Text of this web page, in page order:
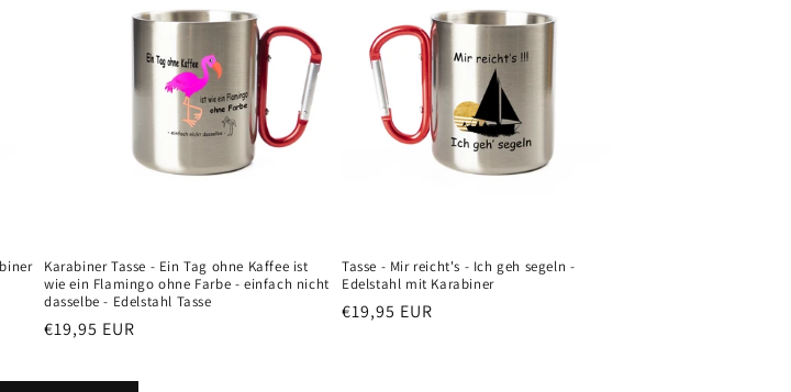
Karabiner Tasse - Ein Tag ohne Kaffee ist
wie ein Flamingo ohne Farbe - einfach nicht
dasselbe - Edelstahl Tasse
Normaler
€19,95 EUR
Tasse - Mir reicht's - Ich geh segeln -
Edelstahl mit Karabiner
Normaler
€19,95 EUR